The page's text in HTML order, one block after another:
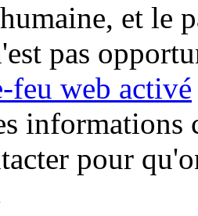
et le
pas
feu web activé
informations
pour